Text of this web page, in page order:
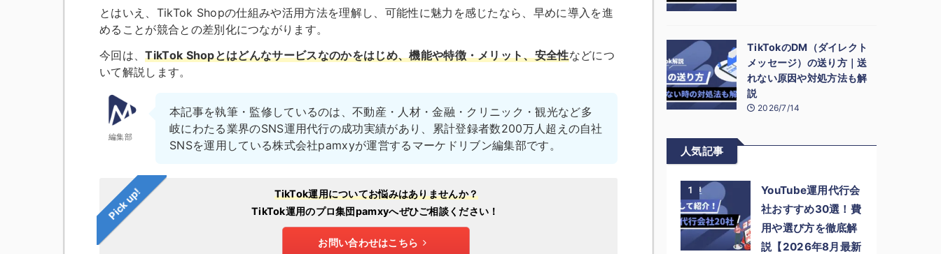
とはいえ、TikTok Shopの仕組みや活用方法を理解し、可能性に魅力を感じたなら、早めに導入を進
めることが競合との差別化につながります。
今回は、TikTok Shopとはどんなサービスなのかをはじめ、機能や特徴・メリット、安全性などにつ
いて解説します。
編集部
本記事を執筆・監修しているのは、不動産・人材・金融・クリニック・観光など多
岐にわたる業界のSNS運用代行の成功実績があり、累計登録者数200万人超えの自社
SNSを運用している株式会社pamxyが運営するマーケドリブン編集部です。
Pick up!
TikTok運用についてお悩みはありませんか？
TikTok運用のプロ集団pamxyへぜひご相談ください！
お問い合わせはこちら
TikTokのDM（ダイレクト
メッセージ）の送り方｜送
れない原因や対処方法も解
説
2026/7/14
人気記事
1
YouTube運用代行会
社おすすめ30選！費
用や選び方を徹底解
説【2026年8月最新